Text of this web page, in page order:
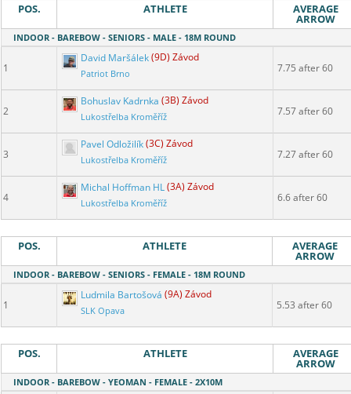
POS. ATHLETE AVERAGE
ARROW
INDOOR - BAREBOW - SENIORS - MALE - 18M ROUND
1
David Maršálek(9D) Závod
Patriot Brno 7.75 after 60
2
Bohuslav Kadrnka (3B) Závod
Lukostřelba Kroměříž 7.57 after 60
3
Pavel Odložilík(3C) Závod
Lukostřelba Kroměříž 7.27 after 60
4
Michal Hoffman HL(3A) Závod
Lukostřelba Kroměříž 6.6 after 60
POS. ATHLETE AVERAGE
ARROW
INDOOR - BAREBOW - SENIORS - FEMALE - 18M ROUND
1
Ludmila Bartošová (9A) Závod
SLK Opava 5.53 after 60
POS. ATHLETE AVERAGE
ARROW
INDOOR - BAREBOW - YEOMAN - FEMALE - 2X10M